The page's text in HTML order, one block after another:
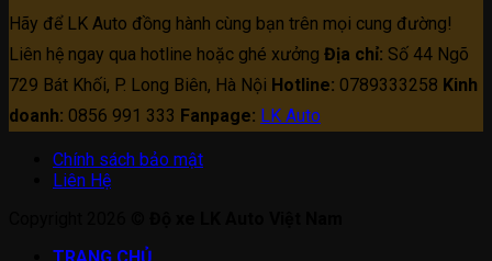
Hãy để LK Auto đồng hành cùng bạn trên mọi cung đường!
Liên hệ ngay qua hotline hoặc ghé xưởng Địa chỉ: Số 44 Ngõ
729 Bát Khối, P. Long Biên, Hà Nội Hotline: 0789333258 Kinh
doanh: 0856 991 333 Fanpage: LK Auto
Chính sách bảo mật
Liên Hệ